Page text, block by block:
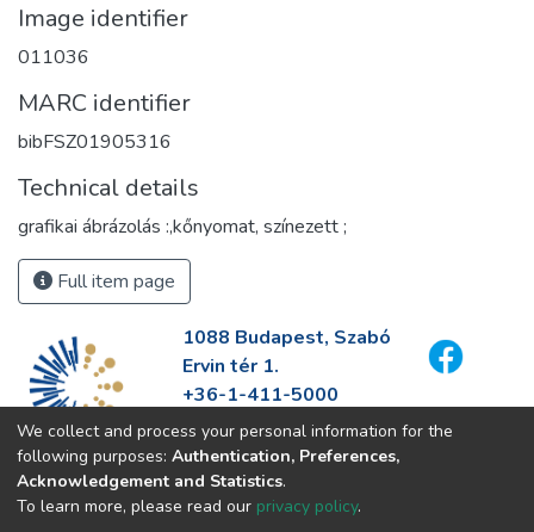
Image identifier
011036
MARC identifier
bibFSZ01905316
Technical details
grafikai ábrázolás :,kőnyomat, színezett ;
Full item page
1088 Budapest, Szabó
Ervin tér 1.
+36-1-411-5000
info@fszek.hu
https://fszek.hu
We collect and process your personal information for the
following purposes: Authentication, Preferences,
Acknowledgement and Statistics.
To learn more, please read our privacy policy.